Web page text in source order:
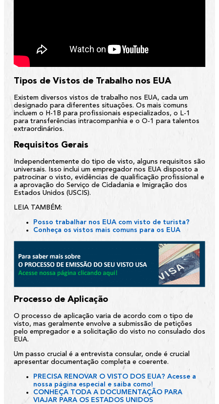
Tipos de Vistos de Trabalho nos EUA
Existem diversos vistos de trabalho nos EUA, cada um
designado para diferentes situações. Os mais comuns
incluem o H-1B para profissionais especializados, o L-1
para transferências intracompanhia e o O-1 para talentos
extraordinários.
Requisitos Gerais
Independentemente do tipo de visto, alguns requisitos são
universais. Isso inclui um empregador nos EUA disposto a
patrocinar o visto, evidências de qualificação profissional e
a aprovação do Serviço de Cidadania e Imigração dos
Estados Unidos (USCIS).
LEIA TAMBÉM:
Posso trabalhar nos EUA com visto de turista?
Conheça os vistos mais comuns para os EUA
Processo de Aplicação
O processo de aplicação varia de acordo com o tipo de
visto, mas geralmente envolve a submissão de petições
pelo empregador e a solicitação do visto no consulado dos
EUA.
Um passo crucial é a entrevista consular, onde é crucial
apresentar documentação completa e coerente.
PRECISA RENOVAR O VISTO DOS EUA? Acesse a
nossa página especial e saiba como!
CONHEÇA TODA A DOCUMENTAÇÃO PARA
VIAJAR PARA OS ESTADOS UNIDOS